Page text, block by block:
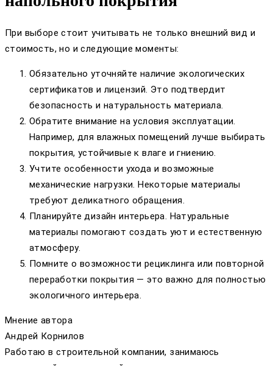
При выборе стоит учитывать не только внешний вид и
стоимость, но и следующие моменты:
Обязательно уточняйте наличие экологических
сертификатов и лицензий. Это подтвердит
безопасность и натуральность материала.
Обратите внимание на условия эксплуатации.
Например, для влажных помещений лучше выбирать
покрытия, устойчивые к влаге и гниению.
Учтите особенности ухода и возможные
механические нагрузки. Некоторые материалы
требуют деликатного обращения.
Планируйте дизайн интерьера. Натуральные
материалы помогают создать уют и естественную
атмосферу.
Помните о возможности рециклинга или повторной
переработки покрытия — это важно для полностью
экологичного интерьера.
Мнение автора
Андрей Корнилов
Работаю в строительной компании, занимаюсь